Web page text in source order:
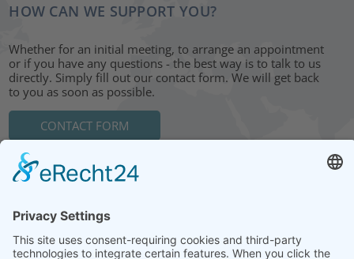
HOW CAN WE SUPPORT YOU?
Whether for an initial meeting, to arrange an appointment
or if you have any questions - the best way is to talk to us
directly. Simply fill out our contact form. We will get back
to you as soon as possible.
CONTACT FORM
Hohe Straße 11